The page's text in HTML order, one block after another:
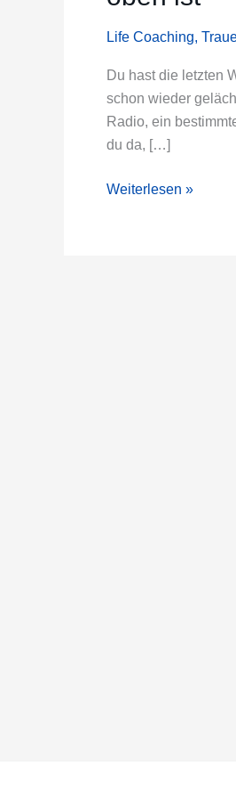
Life Coaching,
Du hast die letzten
schon wieder
Radio, ein
du da, […]
nach
oben
ist
Weiterlesen »